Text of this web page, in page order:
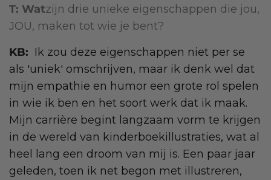
T: Watzijn drie unieke eigenschappen die jou,
JOU, maken tot wie je bent?
KB: Ik zou deze eigenschappen niet per se
als 'uniek' omschrijven, maar ik denk wel dat
mijn empathie en humor een grote rol spelen
in wie ik ben en het soort werk dat ik maak.
Mijn carrière begint langzaam vorm te krijgen
in de wereld van kinderboekillustraties, wat al
heel lang een droom van mij is. Een paar jaar
geleden, toen ik net begon met illustreren,